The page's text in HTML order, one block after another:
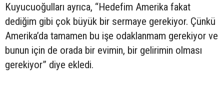
Kuyucuoğulları ayrıca, “Hedefim Amerika fakat
dediğim gibi çok büyük bir sermaye gerekiyor. Çünkü
Amerika’da tamamen bu işe odaklanmam gerekiyor ve
bunun için de orada bir evimin, bir gelirimin olması
gerekiyor” diye ekledi.